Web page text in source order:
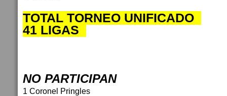
TOTAL TORNEO UNIFICADO
41 LIGAS
NO PARTICIPAN
1 Coronel Pringles